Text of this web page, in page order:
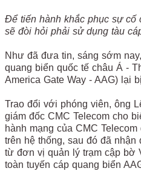
Để tiến hành khắc phục sự cố
sẽ đòi hỏi phải sử dụng tàu
Như đã đưa tin, sáng sớm
quang biển quốc tế châu Á -
America Gate Way - AAG) lại
Trao đổi với phóng viên, ông
giám đốc CMC Telecom cho
hành mạng của CMC
trên hệ thống, sau đó đã
từ đơn vị quản lý trạm cập bờ
toàn tuyến cáp quang biển